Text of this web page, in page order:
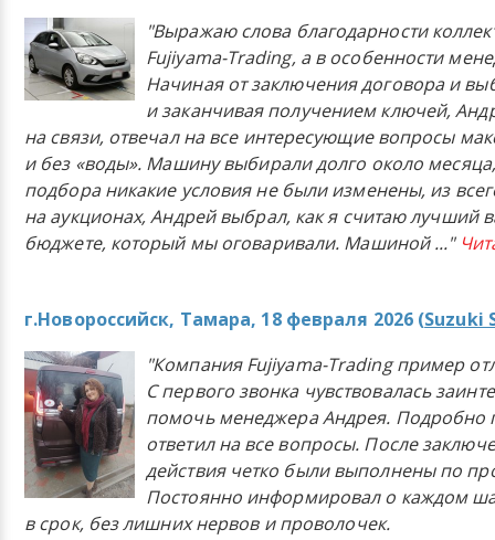
"Выражаю слова благодарности
Fujiyama-Trading, а в особенности
Начиная от заключения договора и
и заканчивая получением ключей,
на связи, отвечал на все интересующие вопросы
и без «воды». Машину выбирали долго около
подбора никакие условия не были изменены, из
на аукционах, Андрей выбрал, как я считаю лучший
бюджете, который мы оговаривали. Машиной..."
г.Новороссийск, Тамара, 18 февраля 2026 (Suzuki
"Компания Fujiyama-Trading пример
С первого звонка чувствовалась
помочь менеджера Андрея. Подробно
ответил на все вопросы. После
действия четко были выполнены по
Постоянно информировал о каждом
в срок, без лишних нервов и проволочек.